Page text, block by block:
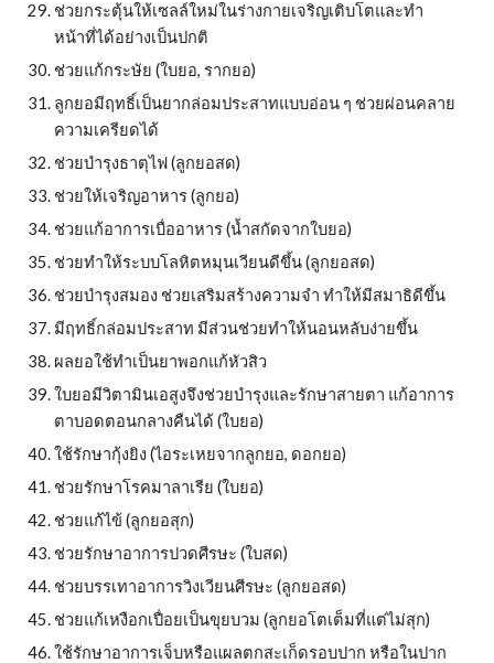
ช่วยกระตุ้นให้เซลล์ใหม่ในร่างกายเจริญเติบโตและทำ
หน้าที่ได้อย่างเป็นปกติ
ช่วยแก้กระษัย (ใบยอ, รากยอ)
ลูกยอมีฤทธิ์เป็นยากล่อมประสาทแบบอ่อน ๆ ช่วยผ่อนคลาย
ความเครียดได้
ช่วยบำรุงธาตุไฟ (ลูกยอสด)
ช่วยให้เจริญอาหาร (ลูกยอ)
ช่วยแก้อาการเบื่ออาหาร (น้ำสกัดจากใบยอ)
ช่วยทำให้ระบบโลหิตหมุนเวียนดีขึ้น (ลูกยอสด)
ช่วยบำรุงสมอง ช่วยเสริมสร้างความจำ ทำให้มีสมาธิดีขึ้น
มีฤทธิ์กล่อมประสาท มีส่วนช่วยทำให้นอนหลับง่ายขึ้น
ผลยอใช้ทำเป็นยาพอกแก้หัวสิว
ใบยอมีวิตามินเอสูงจึงช่วยบำรุงและรักษาสายตา แก้อาการ
ตาบอดตอนกลางคืนได้ (ใบยอ)
ใช้รักษากุ้งยิง (ไอระเหยจากลูกยอ, ดอกยอ)
ช่วยรักษาโรคมาลาเรีย (ใบยอ)
ช่วยแก้ไข้ (ลูกยอสุก)
ช่วยรักษาอาการปวดศีรษะ (ใบสด)
ช่วยบรรเทาอาการวิงเวียนศีรษะ (ลูกยอสด)
ช่วยแก้เหงือกเปื่อยเป็นขุยบวม (ลูกยอโตเต็มที่แต่ไม่สุก)
ใช้รักษาอาการเจ็บหรือแผลตกสะเก็ดรอบปาก หรือในปาก